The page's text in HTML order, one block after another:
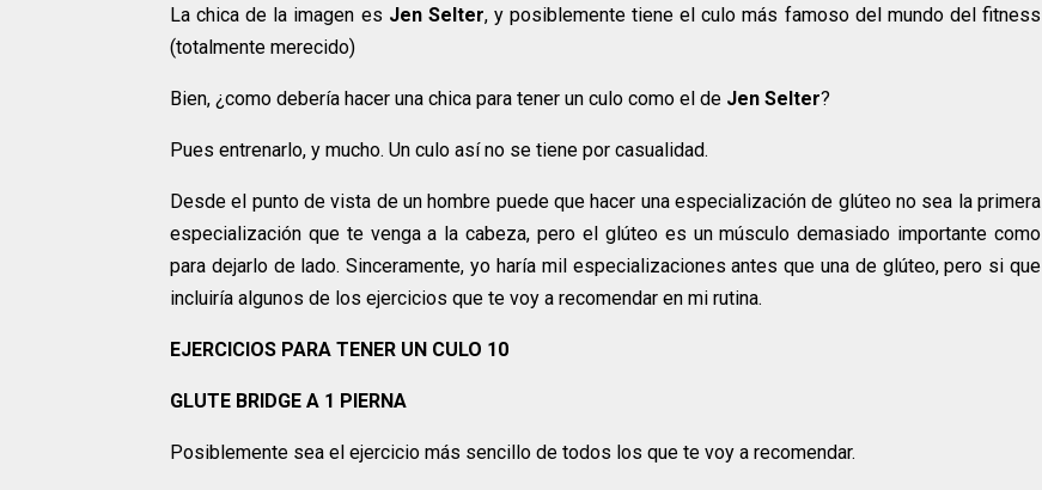
La chica de la imagen es Jen Selter, y posiblemente tiene el culo más famoso del mundo del fitness
(totalmente merecido)
Bien, ¿como debería hacer una chica para tener un culo como el de Jen Selter?
Pues entrenarlo, y mucho. Un culo así no se tiene por casualidad.
Desde el punto de vista de un hombre puede que hacer una especialización de glúteo no sea la primera
especialización que te venga a la cabeza, pero el glúteo es un músculo demasiado importante como
para dejarlo de lado. Sinceramente, yo haría mil especializaciones antes que una de glúteo, pero si que
incluiría algunos de los ejercicios que te voy a recomendar en mi rutina.
EJERCICIOS PARA TENER UN CULO 10
GLUTE BRIDGE A 1 PIERNA
Posiblemente sea el ejercicio más sencillo de todos los que te voy a recomendar.